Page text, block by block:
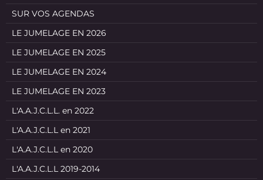
SUR VOS AGENDAS
LE JUMELAGE EN 2026
LE JUMELAGE EN 2025
LE JUMELAGE EN 2024
LE JUMELAGE EN 2023
L'A.A.J.C.L.L. en 2022
L'A.A.J.C.L.L en 2021
L'A.A.J.C.L.L en 2020
L'A.A.J.C.L.L 2019-2014